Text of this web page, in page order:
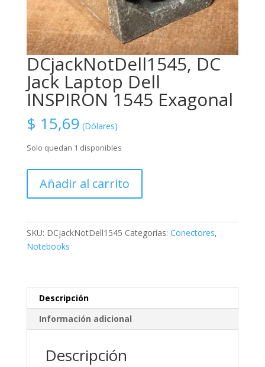
DCjackNotDell1545, DC
Jack Laptop Dell
INSPIRON 1545 Exagonal
$ 15,69 (Dólares)
Solo quedan 1 disponibles
Jack
Dell
INSPIRON
Añadir al carrito
SKU: DCjackNotDell1545 Categorías: Conectores,
Notebooks
Descripción
Información adicional
Descripción